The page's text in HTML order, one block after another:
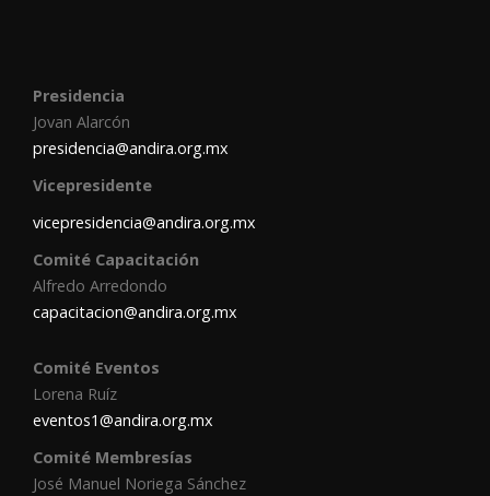
Presidencia
Jovan Alarcón
presidencia@andira.org.mx
Vicepresidente
vicepresidencia@andira.org.mx
Comité Capacitación
Alfredo Arredondo
capacitacion@andira.org.mx
Comité Eventos
Lorena Ruíz
eventos1@andira.org.mx
Comité Membresías
José Manuel Noriega Sánchez